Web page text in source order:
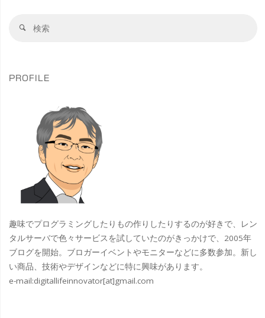
迫
し
て
い
る
場
合
の
2021
#
桜
#
ど
き
マ
検
PROFILE
趣味でプログラミングしたりもの作りしたりするのが好きで、レン
タルサーバで色々サービスを試していたのがきっかけで、2005年
ブログを開始。ブロガーイベントやモニターなどに多数参加。新し
い商品、技術やデザインなどに特に興味があります。
e-mail:digitallifeinnovator[at]gmail.com